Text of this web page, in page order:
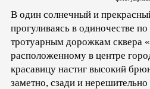
В один солнечный и
прогуливаясь в одиночестве
тротуарным дорожкам сквера
расположенному в центре
красавицу настиг высокий
заметно, сзади и